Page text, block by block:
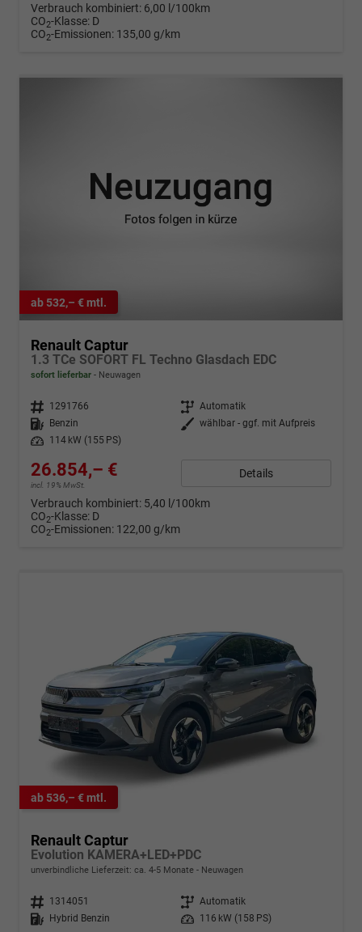
Verbrauch kombiniert: 6,00 l/100km
CO2-Klasse: D
CO2-Emissionen: 135,00 g/km
ab 532,– € mtl.
Renault Captur
1.3 TCe SOFORT FL Techno Glasdach EDC
sofort lieferbar Neuwagen
Fahrzeugnr. 1291766 Getriebe Automatik
Kraftstoff
Benzin Außenfarbe wählbar - ggf. mit Aufpreis
Leistung
114 kW (155 PS)
26.854,– €
incl. 19% MwSt.
Details
Verbrauch kombiniert: 5,40 l/100km
CO2-Klasse: D
CO2-Emissionen: 122,00 g/km
ab 536,– € mtl.
Renault Captur
Evolution KAMERA+LED+PDC
unverbindliche Lieferzeit: ca. 4-5 Monate Neuwagen
Fahrzeugnr. 1314051 Getriebe Automatik
Kraftstoff
Hybrid Benzin Leistung 116 kW (158 PS)